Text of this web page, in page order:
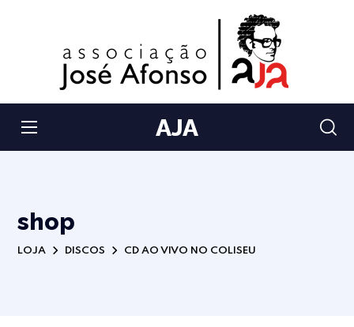
AJA
shop
LOJA DISCOS CD AO VIVO NO COLISEU